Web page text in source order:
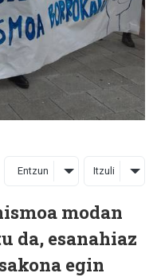
Entzun Itzuli
modan
da, esanahiaz
egin